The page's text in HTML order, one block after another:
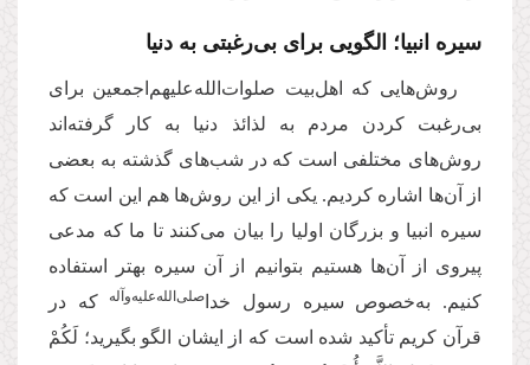
سیره انبیا؛ الگویی برای بی‌رغبتی به دنیا
روش‌هایی که اهل‌بیت صلوات‌الله‌علیهم‌اجمعین برای
بی‌رغبت کردن مردم به لذائذ دنیا به کار گرفته‌اند
روش‌های مختلفی است که در شب‌های گذشته به بعضی
از آن‌ها اشاره کردیم. یکی از این روش‌ها هم این است که
سیره انبیا و بزرگان اولیا را بیان می‌کنند تا ما که مدعی
پیروی از آن‌ها هستیم بتوانیم از آن سیره بهتر استفاده
کنیم. به‌خصوص سیره رسول‌ خدا‌ صلی‌الله‌علیه‌و‌آله
که در
قرآن کریم تأکید شده است که از ایشان الگو بگیرید؛ لَكُمْ